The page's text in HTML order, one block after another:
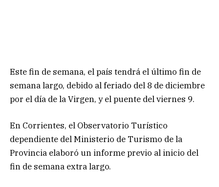
Este fin de semana, el país tendrá el último fin de
semana largo, debido al feriado del 8 de diciembre
por el día de la Virgen, y el puente del viernes 9.
En Corrientes, el Observatorio Turístico
dependiente del Ministerio de Turismo de la
Provincia elaboró un informe previo al inicio del
fin de semana extra largo.